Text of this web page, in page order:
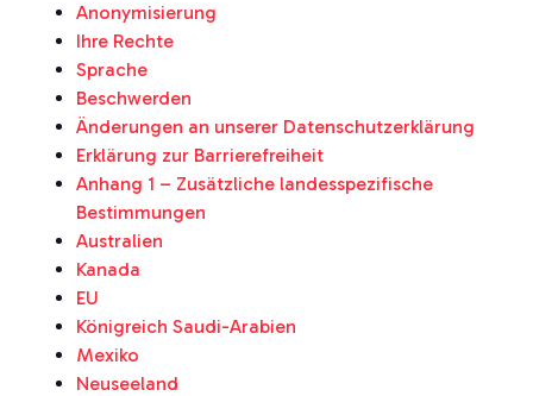
Anonymisierung
Ihre Rechte
Sprache
Beschwerden
Änderungen an unserer Datenschutzerklärung
Erklärung zur Barrierefreiheit
Anhang 1 – Zusätzliche landesspezifische
Bestimmungen
Australien
Kanada
EU
Königreich Saudi-Arabien
Mexiko
Neuseeland